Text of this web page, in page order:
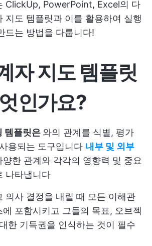
ClickUp, PowerPoint, Excel의 다
지도 템플릿과 이를 활용하여 실행
드는 방법을 다룹니다!
자 지도 템플릿
인가요?
템플릿은 와의 관계를 식별, 평가
용되는 도구입니다 내부 및 외부
한 관계와 각각의 영향력 및 중요
나타냅니다
의사 결정을 내릴 때 모든 이해관
포함시키고 그들의 목표, 오브젝
한 기득권을 인식하는 것이 필수